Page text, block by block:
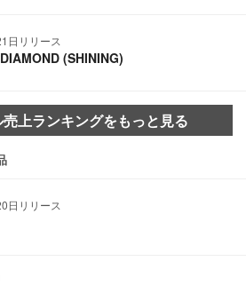
日リリース
(SHINING)
上ランキングをもっと見る
日リリース